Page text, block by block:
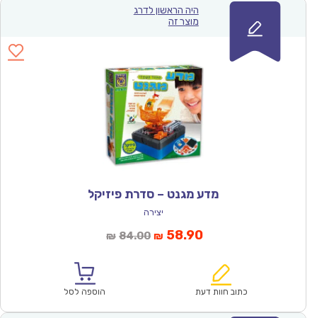
היה הראשון לדרג
מוצר זה
מדע מגנט – סדרת פיזיקל
יצירה
₪ 84.00המחיר
₪84.00.
₪ 58.90המחיר
הוא:
כתוב חוות דעת הוספה לסל